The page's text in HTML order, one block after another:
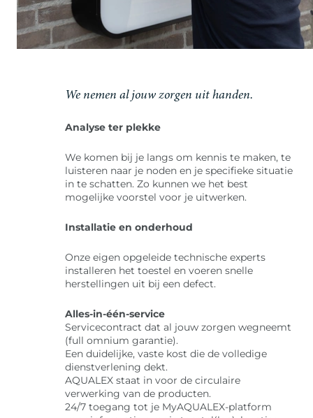
We nemen al jouw zorgen uit handen.
Analyse ter plekke
We komen bij je langs om kennis te maken, te
luisteren naar je noden en je specifieke situatie
in te schatten. Zo kunnen we het best
mogelijke voorstel voor je uitwerken.
Installatie en onderhoud
Onze eigen opgeleide technische experts
installeren het toestel en voeren snelle
herstellingen uit bij een defect.
Alles-in-één-service
Servicecontract dat al jouw zorgen wegneemt
(full omnium garantie).
Een duidelijke, vaste kost die de volledige
dienstverlening dekt.
AQUALEX staat in voor de circulaire
verwerking van de producten.
24/7 toegang tot je MyAQUALEX-platform